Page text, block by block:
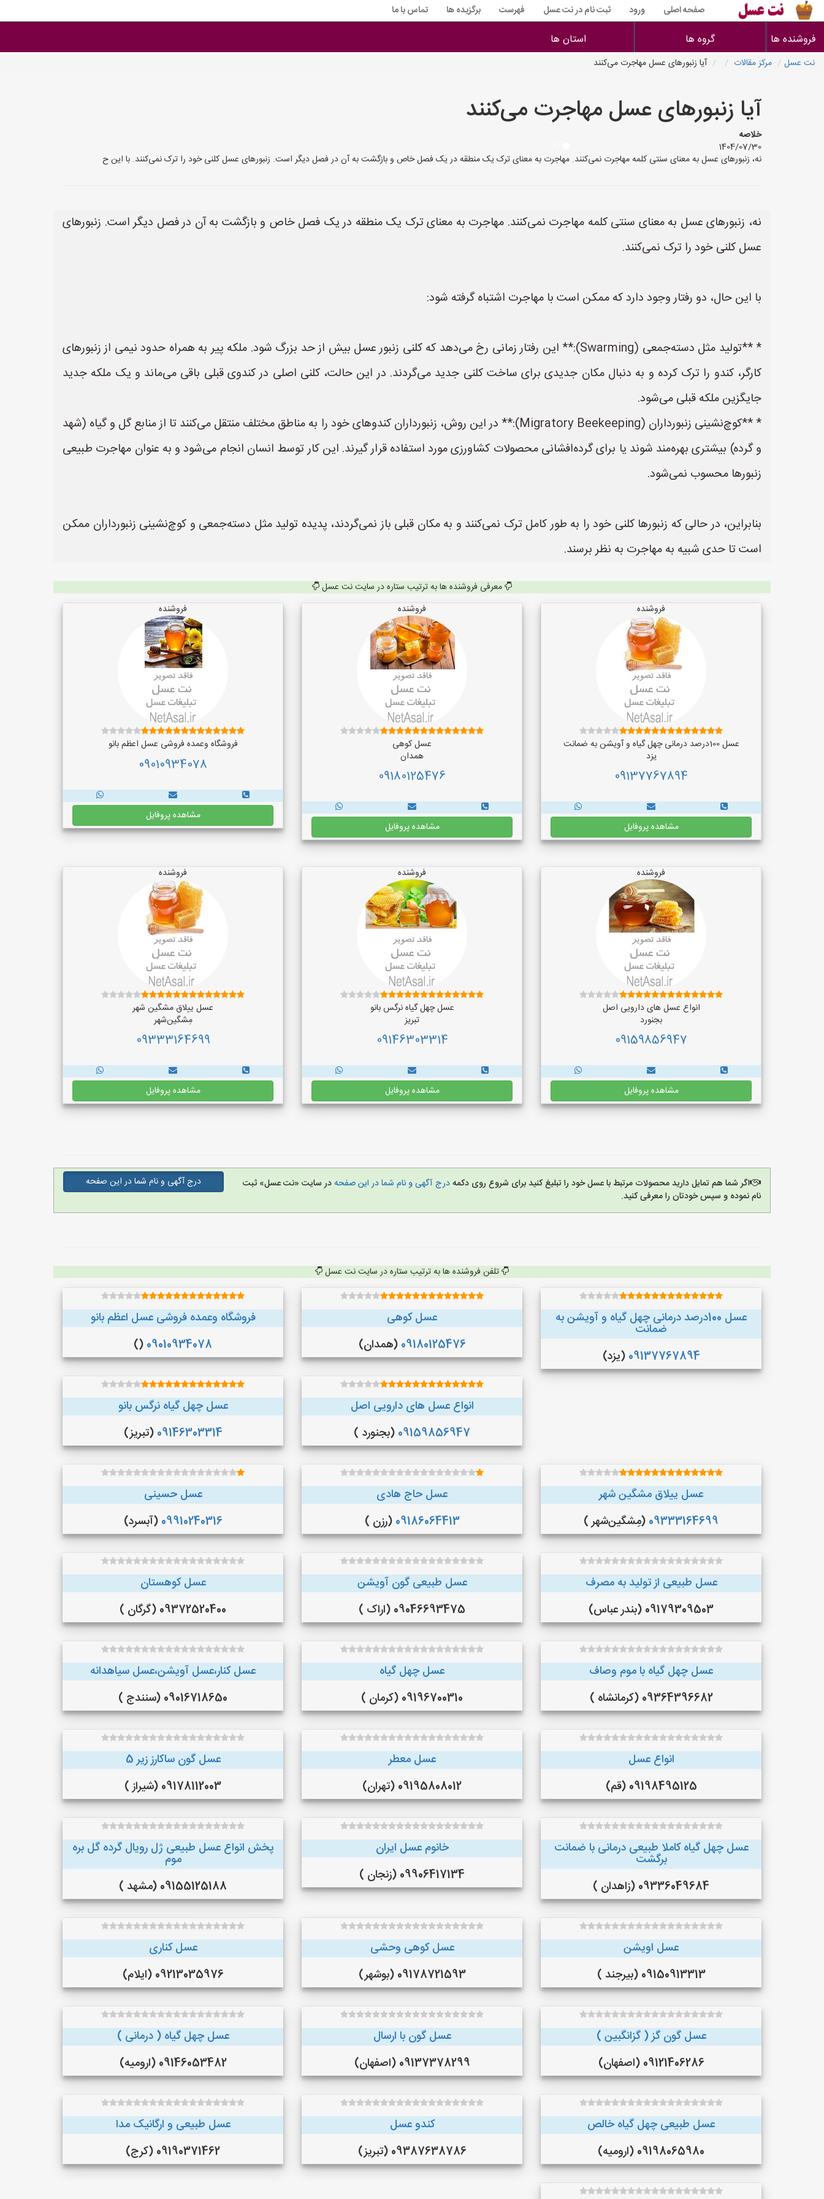
صفحه اصلی ورود ثبت نام در نت عسل فهرست برگزیده ها تماس با ما
فروشنده ها گروه ها استان ها
نت عسل مرکز مقالات آیا زنبورهای عسل مهاجرت می‌کنند
آیا زنبورهای عسل مهاجرت می‌کنند
خلاصه
1404/07/30
نه، زنبورهای عسل به معنای سنتی کلمه مهاجرت نمی‌کنند. مهاجرت به معنای ترک یک منطقه در یک فصل خاص و بازگشت به آن در فصل دیگر است. زنبورهای عسل کلنی خود را ترک نمی‌کنند. با این ح
نه، زنبورهای عسل به معنای سنتی کلمه مهاجرت نمی‌کنند. مهاجرت به معنای ترک یک منطقه در یک فصل خاص و بازگشت به آن در فصل دیگر است. زنبورهای
عسل کلنی خود را ترک نمی‌کنند.
با این حال، دو رفتار وجود دارد که ممکن است با مهاجرت اشتباه گرفته شود:
* **تولید مثل دسته‌جمعی (Swarming):** این رفتار زمانی رخ می‌دهد که کلنی زنبور عسل بیش از حد بزرگ شود. ملکه پیر به همراه حدود نیمی از زنبورهای
کارگر، کندو را ترک کرده و به دنبال مکان جدیدی برای ساخت کلنی جدید می‌گردند. در این حالت، کلنی اصلی در کندوی قبلی باقی می‌ماند و یک ملکه جدید
جایگزین ملکه قبلی می‌شود.
* **کوچ‌نشینی زنبورداران (Migratory Beekeeping):** در این روش، زنبورداران کندوهای خود را به مناطق مختلف منتقل می‌کنند تا از منابع گل و گیاه (شهد
و گرده) بیشتری بهره‌مند شوند یا برای گرده‌افشانی محصولات کشاورزی مورد استفاده قرار گیرند. این کار توسط انسان انجام می‌شود و به عنوان مهاجرت طبیعی
زنبورها محسوب نمی‌شود.
بنابراین، در حالی که زنبورها کلنی خود را به طور کامل ترک نمی‌کنند و به مکان قبلی باز نمی‌گردند، پدیده تولید مثل دسته‌جمعی و کوچ‌نشینی زنبورداران ممکن
است تا حدی شبیه به مهاجرت به نظر برسند.
معرفی فروشنده ها به ترتیب ستاره در سایت نت عسل
فروشنده
عسل 100درصد درمانی چهل گیاه و آویشن به ضمانت
یزد
09137767894
مشاهده پروفایل
فروشنده
عسل کوهی
همدان
09180125476
مشاهده پروفایل
فروشنده
فروشگاه وعمده فروشی عسل اعظم بانو
09010934078
مشاهده پروفایل
فروشنده
انواع عسل های دارویی اصل
بجنورد
09159856947
مشاهده پروفایل
فروشنده
عسل چهل گیاه نرگس بانو
تبریز
09146303314
مشاهده پروفایل
فروشنده
عسل ییلاق مشگین شهر
مِشگین‌شهر
09333164699
مشاهده پروفایل
اگر شما هم تمایل دارید محصولات مرتبط با عسل خود را تبلیغ کنید برای شروع روی دکمهدرج آگهی و نام شما در این صفحهدر سایت «نت عسل» ثبت
نام نموده و سپس خودتان را معرفی کنید.
درج آگهی و نام شما در این صفحه
تلفن فروشنده ها به ترتیب ستاره در سایت نت عسل
عسل 100درصد درمانی چهل گیاه و آویشن به
ضمانت
09137767894 (یزد)
عسل کوهی
09180125476 (همدان)
فروشگاه وعمده فروشی عسل اعظم بانو
09010934078
()
انواع عسل های دارویی اصل
09159856947 (بجنورد )
عسل چهل گیاه نرگس بانو
09146303314 (تبریز)
عسل ییلاق مشگین شهر
09333164699 (مِشگین‌شهر )
عسل حاج هادی
09186064413 (رزن )
عسل حسینی
09910240316 (آبسرد)
عسل طبیعی از تولید به مصرف
09179309503 (بندر عباس)
عسل طبیعی گون آویشن
09046693475 (اراک )
عسل کوهستان
09372520400 (گرگان )
عسل چهل گیاه با موم وصاف
09364396682 (کرمانشاه )
عسل چهل گیاه
09196700310 (کرمان )
عسل کنار،عسل آویشن،عسل سیاهدانه
09016718650 (سنندج )
انواع عسل
09198495125 (قم)
عسل معطر
09195808012 (تهران)
عسل گون ساکارز زیر 5
09178112003 (شیراز )
عسل چهل گیاه کاملا طبیعی درمانی با ضمانت
برگشت
09336049684 (زاهدان )
خانوم عسل ایران
09906417134 (زنجان )
پخش انواع عسل طبیعی ژل رویال گرده گل بره
موم
09155125188 (مشهد )
عسل اویشن
09150913313 (بیرجند )
عسل کوهی وحشی
09178721593 (بوشهر)
عسل کناری
09213035976 (ایلام)
عسل گون گز ( گزانگبین )
09121406286 (اصفهان)
عسل گون با ارسال
09137378299 (اصفهان)
عسل چهل گیاه ( درمانی )
09146053482 (ارومیه)
عسل طبیعی چهل گیاه خالص
09198065980 (ارومیه)
کندو عسل
09387638786 (تبریز)
عسل طبیعی و ارگانیک مدا
09190371462 (کرج)